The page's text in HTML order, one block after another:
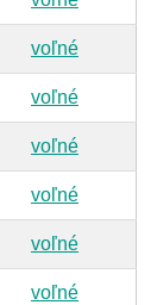
voľné
voľné
voľné
voľné
voľné
voľné